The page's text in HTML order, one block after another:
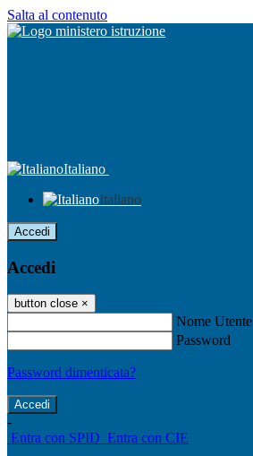
Salta al contenuto
Italiano
Italiano
Accedi
Accedi
button close ×
Nome Utente
Password
Password dimenticata?
-
Entra con SPID Entra con CIE